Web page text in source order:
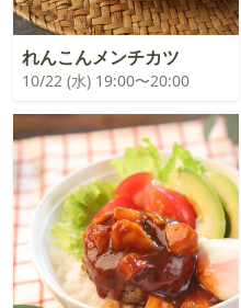
れんこんメンチカツ
10/22 (水) 19:00〜20:00